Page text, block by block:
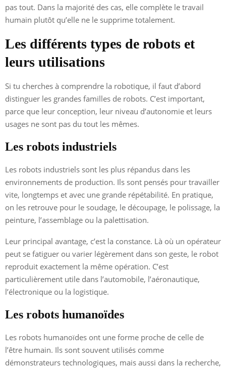
pas tout. Dans la majorité des cas, elle complète le travail
humain plutôt qu’elle ne le supprime totalement.
Les différents types de robots et
leurs utilisations
Si tu cherches à comprendre la robotique, il faut d’abord
distinguer les grandes familles de robots. C’est important,
parce que leur conception, leur niveau d’autonomie et leurs
usages ne sont pas du tout les mêmes.
Les robots industriels
Les robots industriels sont les plus répandus dans les
environnements de production. Ils sont pensés pour travailler
vite, longtemps et avec une grande répétabilité. En pratique,
on les retrouve pour le soudage, le découpage, le polissage, la
peinture, l’assemblage ou la palettisation.
Leur principal avantage, c’est la constance. Là où un opérateur
peut se fatiguer ou varier légèrement dans son geste, le robot
reproduit exactement la même opération. C’est
particulièrement utile dans l’automobile, l’aéronautique,
l’électronique ou la logistique.
Les robots humanoïdes
Les robots humanoïdes ont une forme proche de celle de
l’être humain. Ils sont souvent utilisés comme
démonstrateurs technologiques, mais aussi dans la recherche,